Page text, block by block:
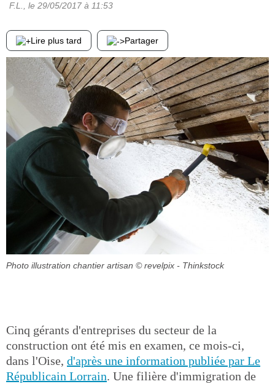
F.L. , le 29/05/2017 à 11:53
Lire plus tard Partager
Photo illustration chantier artisan © revelpix - Thinkstock
Cinq gérants d'entreprises du secteur de la
construction ont été mis en examen, ce mois-ci,
dans l'Oise, d'après une information publiée par Le
Républicain Lorrain. Une filière d'immigration de